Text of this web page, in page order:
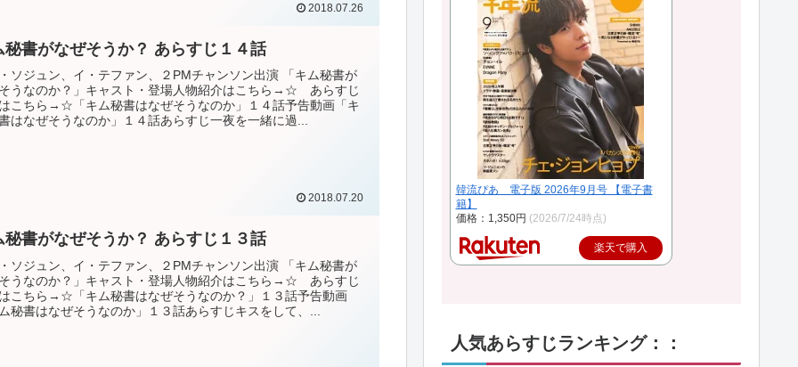
2018.07.26
秘書がなぜそうか？ あらすじ１４話
ソジュン、イ・テファン、２PMチャンソン出演 「キム秘書が
うなのか？」キャスト・登場人物紹介はこちら→☆ あらすじ
こちら→☆「キム秘書はなぜそうなのか」１４話予告動画「キ
はなぜそうなのか」１４話あらすじ一夜を一緒に過...
2018.07.20
秘書がなぜそうか？ あらすじ１３話
ソジュン、イ・テファン、２PMチャンソン出演 「キム秘書が
うなのか？」キャスト・登場人物紹介はこちら→☆ あらすじ
こちら→☆「キム秘書はなぜそうなのか？」１３話予告動画
秘書はなぜそうなのか」１３話あらすじキスをして、...
韓流ぴあ 電子版 2026年9月号 【電子書
籍】
価格：1,350円 (2026/7/24時点)
楽天で購入
人気あらすじランキング：：